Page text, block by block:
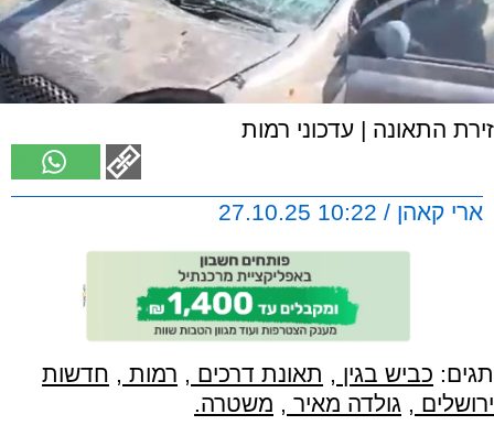
זירת התאונה | עדכוני רמות
ארי קאהן / 10:22 27.10.25
תגים: כביש בגין , תאונת דרכים , רמות , חדשות
ירושלים , גולדה מאיר , משטרה.